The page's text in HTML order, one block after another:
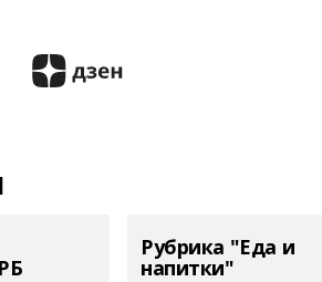
Рубрика "Еда и
напитки"